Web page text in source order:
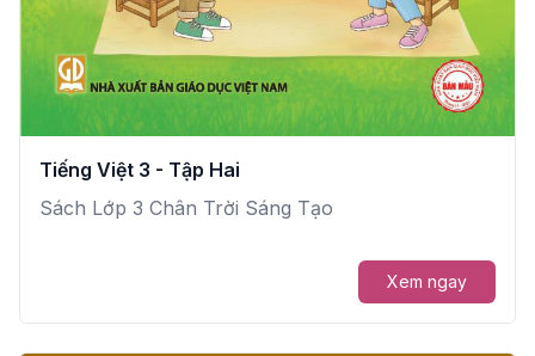
Tiếng Việt 3 - Tập Hai
Sách Lớp 3 Chân Trời Sáng Tạo
Xem ngay